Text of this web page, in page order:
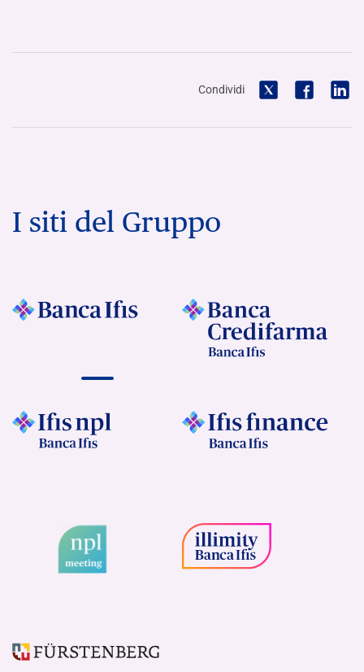
Condividi
I siti del Gruppo